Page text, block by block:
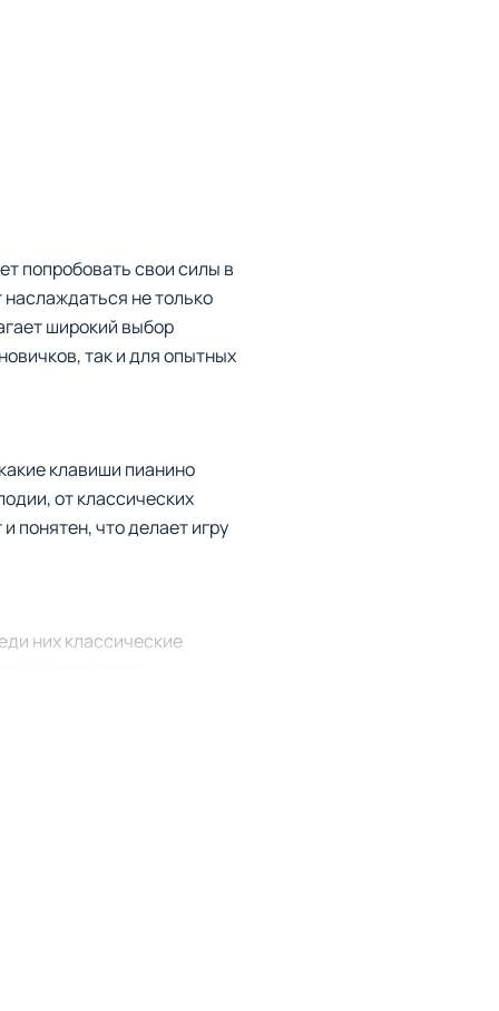
попробовать свои силы в
не только
широкий выбор
так и для опытных
клавиши пианино
от классических
понятен, что делает игру
них классические